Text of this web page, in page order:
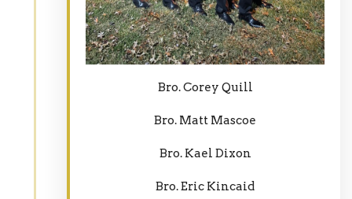
Bro. Corey Quill
Bro. Matt Mascoe
Bro. Kael Dixon
Bro. Eric Kincaid